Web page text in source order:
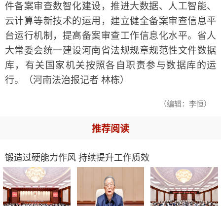
件备案审查数智化建设，推进大数据、人工智能、
云计算等新技术的运用，建立健全备案审查信息平
台运行机制，提高备案审查工作信息化水平。省人
大常委会统一建设河南省法规规章规范性文件数据
库，有关国家机关按照各自职责参与数据库的运
行。（河南法治报记者 林栋）
（编辑：李恒）
推荐阅读
锻造过硬能力作风 持续提升工作质效